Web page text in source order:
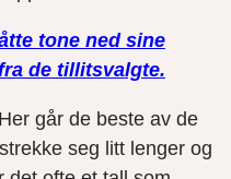
tone ned sine
de tillitsvalgte.
går de beste av de
seg litt lenger og